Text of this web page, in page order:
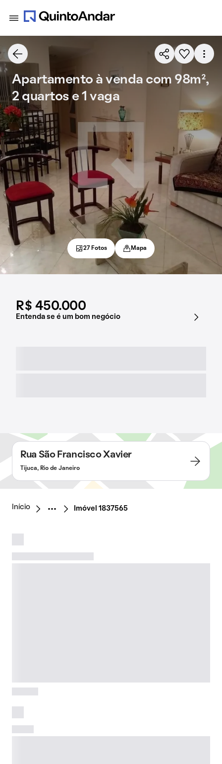
R$ 450.000
Entenda se é um bom negócio
Apartamento à venda com 98m²,
2 quartos e 1 vaga
27 Fotos Mapa
Rua São Francisco Xavier
Tijuca, Rio de Janeiro
Início Imóvel 1837565